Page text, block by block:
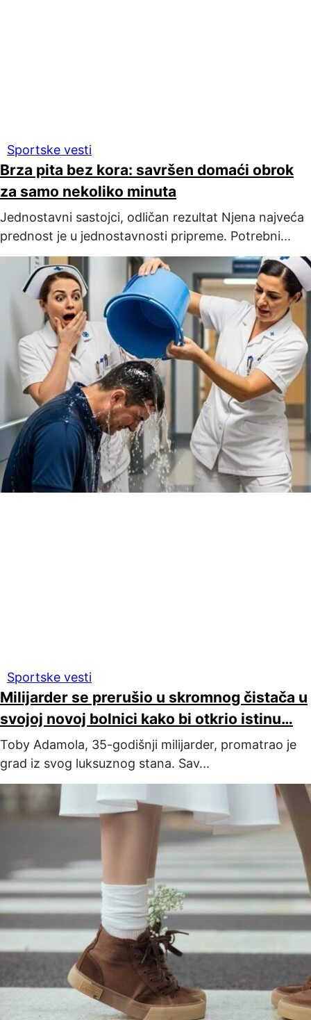
Sportske vesti
Brza pita bez kora: savršen domaći obrok
za samo nekoliko minuta
Jednostavni sastojci, odličan rezultat Njena najveća
prednost je u jednostavnosti pripreme. Potrebni...
Sportske vesti
Milijarder se prerušio u skromnog čistača u
svojoj novoj bolnici kako bi otkrio istinu…
Toby Adamola, 35-godišnji milijarder, promatrao je
grad iz svog luksuznog stana. Sav...